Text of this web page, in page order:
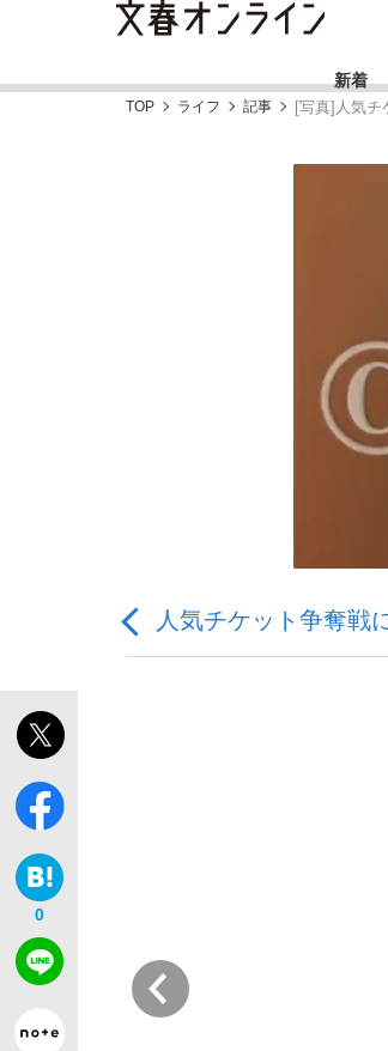
新着
「90%は失敗する。で
「目標達成できなかっ
TOP ライフ 記事 [写真]人気
人気チケット争奪
0